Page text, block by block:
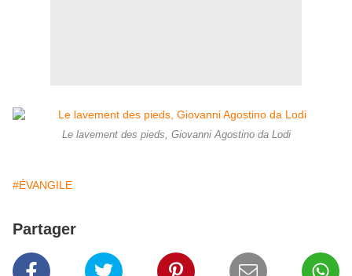
Le lavement des pieds, Giovanni Agostino da Lodi
#ÉVANGILE
Partager